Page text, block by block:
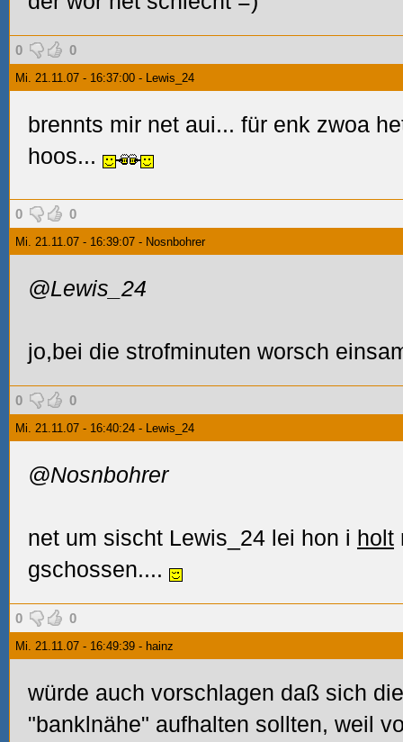
0 0
Mi. 21.11.07 - 16:37:00 - Lewis_24
brennts mir net aui... für enk zwoa
hoos...
0 0
Mi. 21.11.07 - 16:39:07 - Nosnbohrer
@Lewis_24
jo,bei die strofminuten worsch
0 0
Mi. 21.11.07 - 16:40:24 - Lewis_24
@Nosnbohrer
net um sischt Lewis_24 lei hon i holt
gschossen....
0 0
Mi. 21.11.07 - 16:49:39 - hainz
würde auch vorschlagen daß sich
"banklnähe" aufhalten sollten, weil